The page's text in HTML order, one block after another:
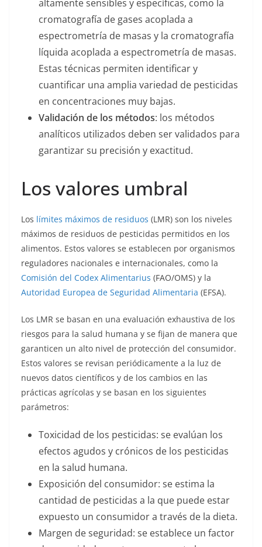
altamente sensibles y específicas, como la
cromatografía de gases acoplada a
espectrometría de masas y la cromatografía
líquida acoplada a espectrometría de masas.
Estas técnicas permiten identificar y
cuantificar una amplia variedad de pesticidas
en concentraciones muy bajas.
Validación de los métodos: los métodos
analíticos utilizados deben ser validados para
garantizar su precisión y exactitud.
Los valores umbral
Los límites máximos de residuos (LMR) son los niveles
máximos de residuos de pesticidas permitidos en los
alimentos. Estos valores se establecen por organismos
reguladores nacionales e internacionales, como la
Comisión del Codex Alimentarius (FAO/OMS) y la
Autoridad Europea de Seguridad Alimentaria (EFSA).
Los LMR se basan en una evaluación exhaustiva de los
riesgos para la salud humana y se fijan de manera que
garanticen un alto nivel de protección del consumidor.
Estos valores se revisan periódicamente a la luz de
nuevos datos científicos y de los cambios en las
prácticas agrícolas y se basan en los siguientes
parámetros:
Toxicidad de los pesticidas: se evalúan los
efectos agudos y crónicos de los pesticidas
en la salud humana.
Exposición del consumidor: se estima la
cantidad de pesticidas a la que puede estar
expuesto un consumidor a través de la dieta.
Margen de seguridad: se establece un factor